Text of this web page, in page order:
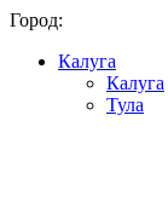
Город:
Калуга
Калуга
Тула